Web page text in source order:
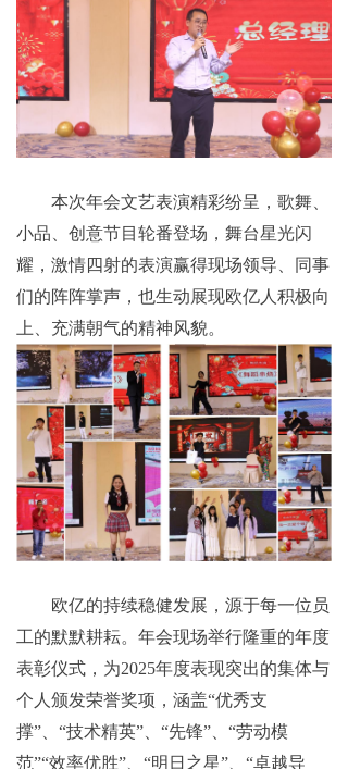
本次年会文艺表演精彩纷呈，歌舞、
小品、创意节目轮番登场，舞台星光闪
耀，激情四射的表演赢得现场领导、同事
们的阵阵掌声，也生动展现欧亿人积极向
上、充满朝气的精神风貌。
欧亿的持续稳健发展，源于每一位员
工的默默耕耘。年会现场举行隆重的年度
表彰仪式，为2025年度表现突出的集体与
个人颁发荣誉奖项，涵盖“优秀支
撑”、“技术精英”、“先锋”、“劳动模
范”“效率优胜”、“明日之星”、“卓越导